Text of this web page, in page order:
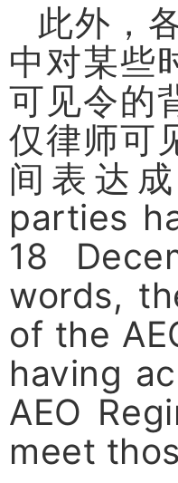
此外，
中对某些
可见令的
仅律师可
间表达
parties
18
words,
of the
having
AEO
meet